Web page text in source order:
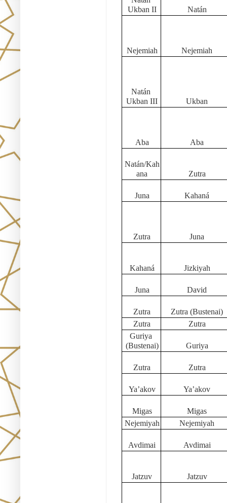
Ukban II
Natán
Nejemiah Nejemiah
Natán
Ukban III
Ukban
Aba Aba
Natán/Kah
ana
Zutra
Juna Kahaná
Zutra Juna
Kahaná Jizkiyah
Juna David
Zutra
Zutra (Bustenai)
Zutra
Zutra
Guriya
(Bustenai)
Guriya
Zutra Zutra
Ya’akov Ya’akov
Migas
Migas
Nejemiyah
Nejemiyah
Avdimai Avdimai
Jatzuv Jatzuv